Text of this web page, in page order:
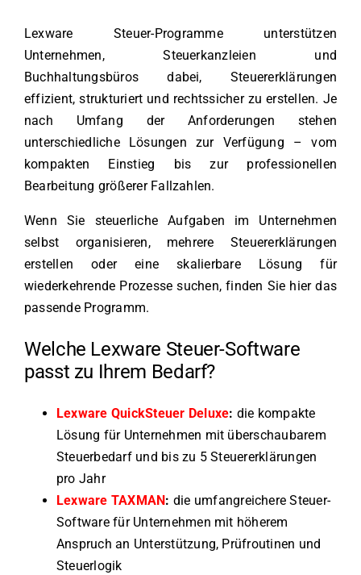
Lexware Steuer-Programme unterstützen
Unternehmen, Steuerkanzleien und
Buchhaltungsbüros dabei, Steuererklärungen
effizient, strukturiert und rechtssicher zu erstellen. Je
nach Umfang der Anforderungen stehen
unterschiedliche Lösungen zur Verfügung – vom
kompakten Einstieg bis zur professionellen
Bearbeitung größerer Fallzahlen.
Wenn Sie steuerliche Aufgaben im Unternehmen
selbst organisieren, mehrere Steuererklärungen
erstellen oder eine skalierbare Lösung für
wiederkehrende Prozesse suchen, finden Sie hier das
passende Programm.
Welche Lexware Steuer-Software
passt zu Ihrem Bedarf?
Lexware QuickSteuer Deluxe: die kompakte
Lösung für Unternehmen mit überschaubarem
Steuerbedarf und bis zu 5 Steuererklärungen
pro Jahr
Lexware TAXMAN : die umfangreichere Steuer-
Software für Unternehmen mit höherem
Anspruch an Unterstützung, Prüfroutinen und
Steuerlogik